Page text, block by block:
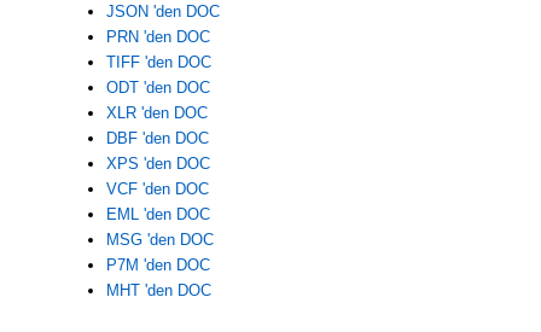
JSON 'den DOC
PRN 'den DOC
TIFF 'den DOC
ODT 'den DOC
XLR 'den DOC
DBF 'den DOC
XPS 'den DOC
VCF 'den DOC
EML 'den DOC
MSG 'den DOC
P7M 'den DOC
MHT 'den DOC